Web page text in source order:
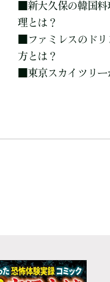
新大久保の韓国
理とは？
ファミレスのド
方とは？
東京スカイツリー